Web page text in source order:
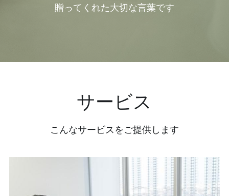
贈ってくれた大切な言葉です
サービス
こんなサービスをご提供します